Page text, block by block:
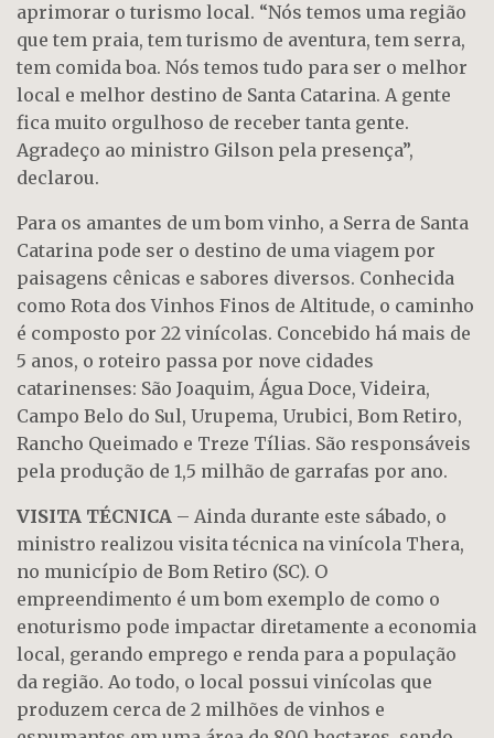
aprimorar o turismo local. “Nós temos uma região
que tem praia, tem turismo de aventura, tem serra,
tem comida boa. Nós temos tudo para ser o melhor
local e melhor destino de Santa Catarina. A gente
fica muito orgulhoso de receber tanta gente.
Agradeço ao ministro Gilson pela presença”,
declarou.
Para os amantes de um bom vinho, a Serra de Santa
Catarina pode ser o destino de uma viagem por
paisagens cênicas e sabores diversos. Conhecida
como Rota dos Vinhos Finos de Altitude, o caminho
é composto por 22 vinícolas. Concebido há mais de
5 anos, o roteiro passa por nove cidades
catarinenses: São Joaquim, Água Doce, Videira,
Campo Belo do Sul, Urupema, Urubici, Bom Retiro,
Rancho Queimado e Treze Tílias. São responsáveis
pela produção de 1,5 milhão de garrafas por ano.
VISITA TÉCNICA – Ainda durante este sábado, o
ministro realizou visita técnica na vinícola Thera,
no município de Bom Retiro (SC). O
empreendimento é um bom exemplo de como o
enoturismo pode impactar diretamente a economia
local, gerando emprego e renda para a população
da região. Ao todo, o local possui vinícolas que
produzem cerca de 2 milhões de vinhos e